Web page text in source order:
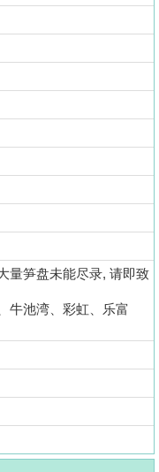
量笋盘未能尽录, 请即致
牛池湾、彩虹、乐富